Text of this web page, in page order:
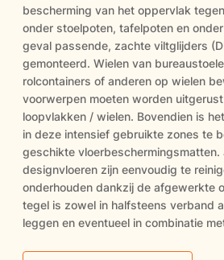
bescherming van het oppervlak
onder stoelpoten, tafelpoten en
geval passende, zachte viltglijders
gemonteerd. Wielen van
rolcontainers of anderen op wielen
voorwerpen moeten worden
loopvlakken / wielen. Bovendien is
in deze intensief gebruikte zones te
geschikte vloerbeschermingsmatten.
designvloeren zijn eenvoudig te
onderhouden dankzij de afgewerkte
tegel is zowel in halfsteens verband
leggen en eventueel in combinatie